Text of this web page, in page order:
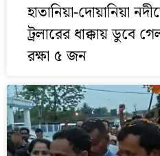
হাতানিয়া-দোয়ানিয়া
ট্রলারের ধাক্কায় ডুবে
রক্ষা ৫ জন